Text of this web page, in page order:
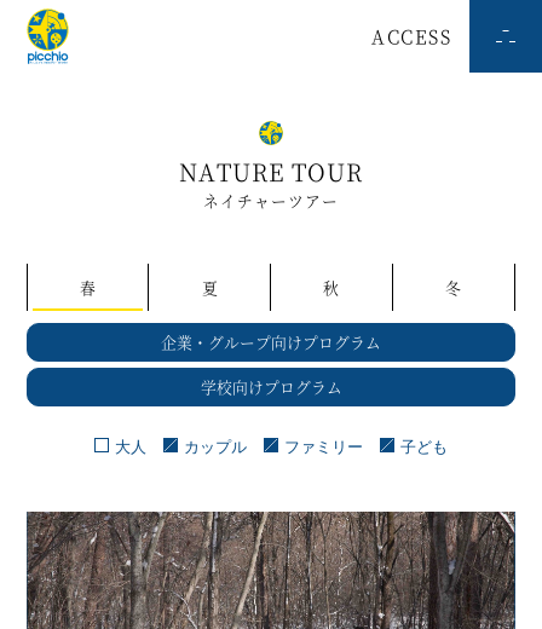
ACCESS
NATURE TOUR
ネイチャーツアー
春 夏 秋 冬
企業・グループ向けプログラム
学校向けプログラム
大人 カップル ファミリー 子ども